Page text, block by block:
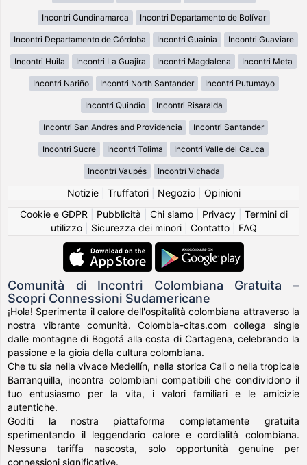
Incontri Cundinamarca Incontri Departamento de Bolívar
Incontri Departamento de Córdoba Incontri Guainia Incontri Guaviare
Incontri Huila Incontri La Guajira Incontri Magdalena Incontri Meta
Incontri Nariño Incontri North Santander Incontri Putumayo
Incontri Quindio Incontri Risaralda
Incontri San Andres and Providencia Incontri Santander
Incontri Sucre Incontri Tolima Incontri Valle del Cauca
Incontri Vaupés Incontri Vichada
Notizie| Truffatori| Negozio| Opinioni
Cookie e GDPR
Pubblicità Chi siamo| Privacy| Termini di
utilizzo| Sicurezza dei minori| Contatto| FAQ
Comunità di Incontri Colombiana Gratuita –
Scopri Connessioni Sudamericane
¡Hola! Sperimenta il calore dell'ospitalità colombiana attraverso la
nostra vibrante comunità. Colombia-citas.com collega single
dalle montagne di Bogotá alla costa di Cartagena, celebrando la
passione e la gioia della cultura colombiana.
Che tu sia nella vivace Medellín, nella storica Cali o nella tropicale
Barranquilla, incontra colombiani compatibili che condividono il
tuo entusiasmo per la vita, i valori familiari e le amicizie
autentiche.
Goditi la nostra piattaforma completamente gratuita
sperimentando il leggendario calore e cordialità colombiana.
Nessuna tariffa nascosta, solo opportunità genuine per
connessioni significative.